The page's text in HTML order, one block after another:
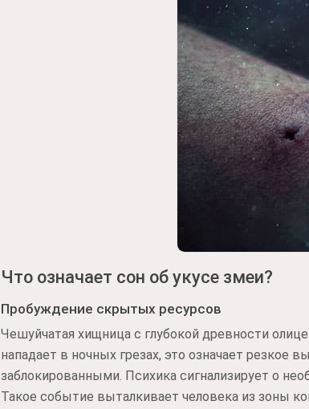
Что означает сон об укусе змеи?
Пробуждение скрытых ресурсов
Чешуйчатая хищница с глубокой древности
нападает в ночных грезах, это означает резкое
заблокированными. Психика сигнализирует о
Такое событие выталкивает человека из зоны